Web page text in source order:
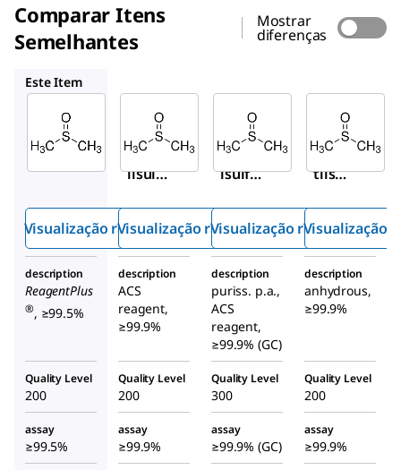
Comparar Itens
Semelhantes
Mostrar
diferenças
Este Item
Aldrich
D5879
Dimet
ilsulf
Visualização rápida
Aldrich
472301
Dimeti
lsulfóx
Visualização rápida
Aldrich
41640
Dime
tilsul
Visualização rápidaVisualização
description
ReagentPlus
®, ≥99.5%
description
ACS
reagent,
≥99.9%
description
puriss. p.a.,
ACS
reagent,
≥99.9% (GC)
description
anhydrous,
≥99.9%
Quality Level
200
Quality Level
200
Quality Level
300
Quality Level
200
assay
≥99.5%
assay
≥99.9%
assay
≥99.9% (GC)
assay
≥99.9%